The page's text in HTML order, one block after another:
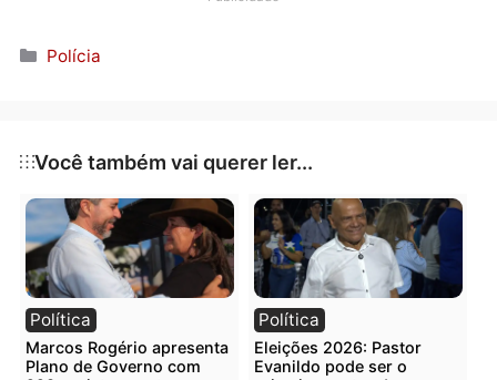
participações, pelos crimes de:
venda, depósito, transporte ou guarda de
madeira sem licença válida para o
armazenamento.
Publicidade
Categorias
Polícia